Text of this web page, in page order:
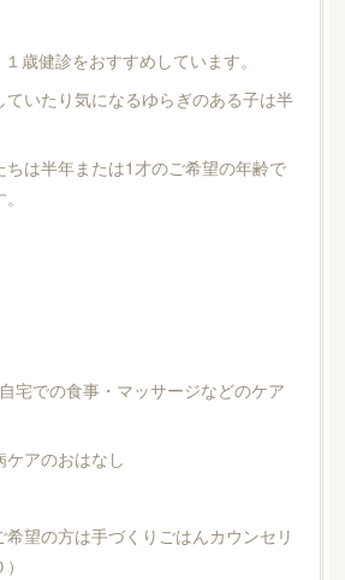
歳健診をおすすめしています。
いたり気になるゆらぎのある子は半
ちは半年または1才のご希望の年齢で
宅での食事・マッサージなどのケア
アのおはなし
望の方は手づくりごはんカウンセリ